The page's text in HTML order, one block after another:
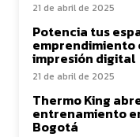
21 de abril de 2025
Potencia tus
emprendimiento
impresión digital
21 de abril de 2025
Thermo King
entrenamiento
Bogotá